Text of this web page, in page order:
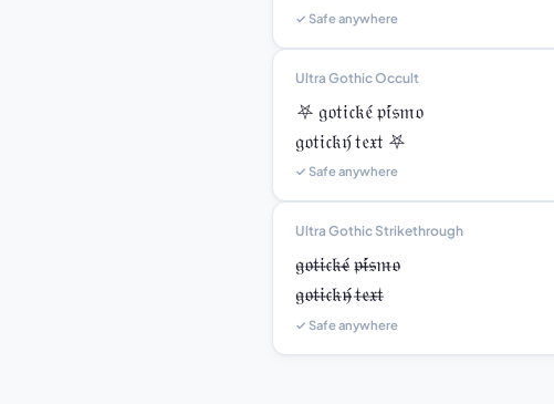
✓ Safe anywhere
Ultra Gothic Occult
⛧ 𝔤𝔬𝔱𝔦𝔠𝔨𝔢́ 𝔭𝔦́𝔰𝔪𝔬
𝔤𝔬𝔱𝔦𝔠𝔨𝔶́ 𝔱𝔢𝔵𝔱 ⛧
✓ Safe anywhere
Ultra Gothic Strikethrough
𝔤̶𝔬̶𝔱̶𝔦̶𝔠̶𝔨̶𝔢̶̶́ 𝔭̶𝔦̶̶́𝔰̶𝔪̶𝔬̶
𝔤̶𝔬̶𝔱̶𝔦̶𝔠̶𝔨̶𝔶̶̶́ 𝔱̶𝔢̶𝔵̶𝔱̶
✓ Safe anywhere